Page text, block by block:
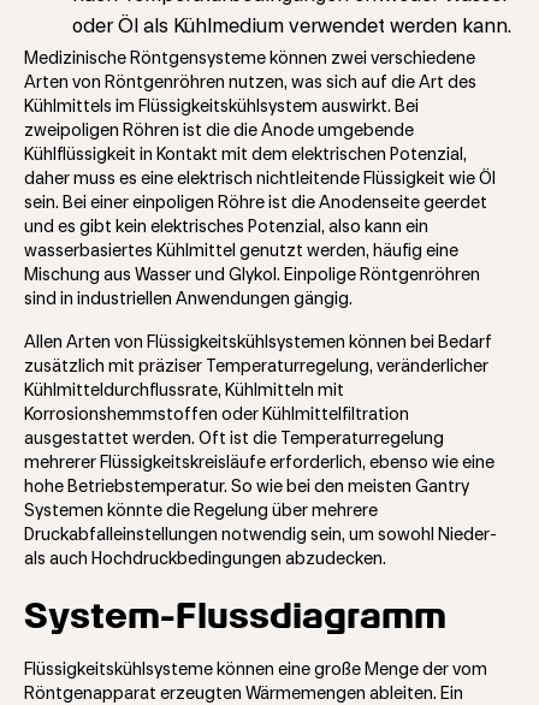
oder Öl als Kühlmedium verwendet werden kann.
Medizinische Röntgensysteme können zwei verschiedene
Arten von Röntgenröhren nutzen, was sich auf die Art des
Kühlmittels im Flüssigkeitskühlsystem auswirkt. Bei
zweipoligen Röhren ist die die Anode umgebende
Kühlflüssigkeit in Kontakt mit dem elektrischen Potenzial,
daher muss es eine elektrisch nichtleitende Flüssigkeit wie Öl
sein. Bei einer einpoligen Röhre ist die Anodenseite geerdet
und es gibt kein elektrisches Potenzial, also kann ein
wasserbasiertes Kühlmittel genutzt werden, häufig eine
Mischung aus Wasser und Glykol. Einpolige Röntgenröhren
sind in industriellen Anwendungen gängig.
Allen Arten von Flüssigkeitskühlsystemen können bei Bedarf
zusätzlich mit präziser Temperaturregelung, veränderlicher
Kühlmitteldurchflussrate, Kühlmitteln mit
Korrosionshemmstoffen oder Kühlmittelfiltration
ausgestattet werden. Oft ist die Temperaturregelung
mehrerer Flüssigkeitskreisläufe erforderlich, ebenso wie eine
hohe Betriebstemperatur. So wie bei den meisten Gantry
Systemen könnte die Regelung über mehrere
Druckabfalleinstellungen notwendig sein, um sowohl Nieder-
als auch Hochdruckbedingungen abzudecken.
System-Flussdiagramm
Flüssigkeitskühlsysteme können eine große Menge der vom
Röntgenapparat erzeugten Wärmemengen ableiten. Ein